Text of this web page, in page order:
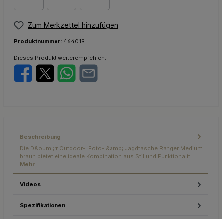
Zum Merkzettel hinzufügen
Produktnummer: 464019
Dieses Produkt weiterempfehlen:
Beschreibung
Die D&ouml;rr Outdoor-, Foto- &amp; Jagdtasche Ranger Medium
braun bietet eine ideale Kombination aus Stil und Funktionalit…
Mehr
Videos
Spezifikationen